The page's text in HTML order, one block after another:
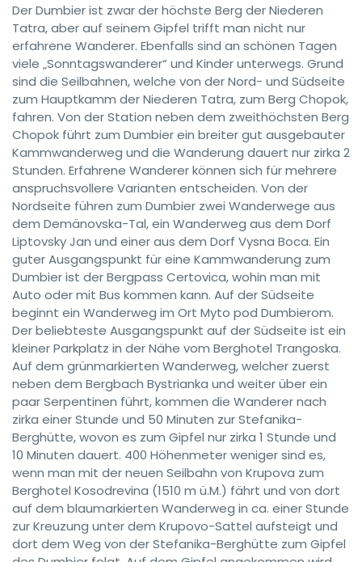
Der Dumbier ist zwar der höchste Berg der Niederen
Tatra, aber auf seinem Gipfel trifft man nicht nur
erfahrene Wanderer. Ebenfalls sind an schönen Tagen
viele „Sonntagswanderer“ und Kinder unterwegs. Grund
sind die Seilbahnen, welche von der Nord- und Südseite
zum Hauptkamm der Niederen Tatra, zum Berg Chopok,
fahren. Von der Station neben dem zweithöchsten Berg
Chopok führt zum Dumbier ein breiter gut ausgebauter
Kammwanderweg und die Wanderung dauert nur zirka 2
Stunden. Erfahrene Wanderer können sich für mehrere
anspruchsvollere Varianten entscheiden. Von der
Nordseite führen zum Dumbier zwei Wanderwege aus
dem Demänovska-Tal, ein Wanderweg aus dem Dorf
Liptovsky Jan und einer aus dem Dorf Vysna Boca. Ein
guter Ausgangspunkt für eine Kammwanderung zum
Dumbier ist der Bergpass Certovica, wohin man mit
Auto oder mit Bus kommen kann. Auf der Südseite
beginnt ein Wanderweg im Ort Myto pod Dumbierom.
Der beliebteste Ausgangspunkt auf der Südseite ist ein
kleiner Parkplatz in der Nähe vom Berghotel Trangoska.
Auf dem grünmarkierten Wanderweg, welcher zuerst
neben dem Bergbach Bystrianka und weiter über ein
paar Serpentinen führt, kommen die Wanderer nach
zirka einer Stunde und 50 Minuten zur Stefanika-
Berghütte, wovon es zum Gipfel nur zirka 1 Stunde und
10 Minuten dauert. 400 Höhenmeter weniger sind es,
wenn man mit der neuen Seilbahn von Krupova zum
Berghotel Kosodrevina (1510 m ü.M.) fährt und von dort
auf dem blaumarkierten Wanderweg in ca. einer Stunde
zur Kreuzung unter dem Krupovo-Sattel aufsteigt und
dort dem Weg von der Stefanika-Berghütte zum Gipfel